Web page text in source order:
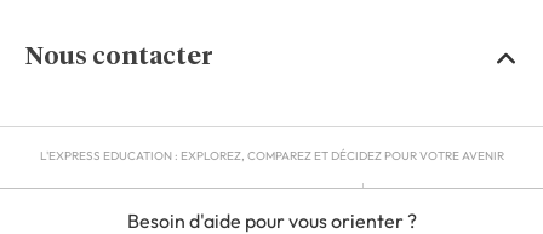
Besoin d'aide pour vous orienter ?
Nous contacter
L'EXPRESS EDUCATION : EXPLOREZ, COMPAREZ ET DÉCIDEZ POUR VOTRE AVENIR
RGPD